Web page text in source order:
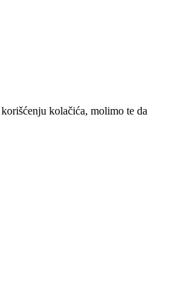
kolačića, molimo te da